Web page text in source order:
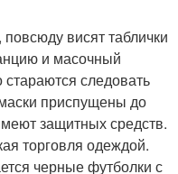
висят таблички
и масочный
следовать
приспущены до
защитных средств.
торговля одеждой.
черные футболки с